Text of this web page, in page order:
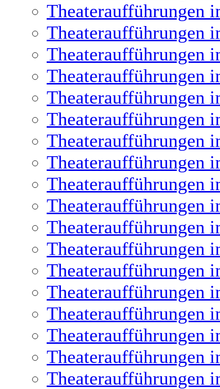
Theateraufführungen
Theateraufführungen
Theateraufführungen
Theateraufführungen
Theateraufführungen
Theateraufführungen
Theateraufführungen
Theateraufführungen
Theateraufführungen
Theateraufführungen
Theateraufführungen
Theateraufführungen
Theateraufführungen
Theateraufführungen
Theateraufführungen
Theateraufführungen
Theateraufführungen
Theateraufführungen